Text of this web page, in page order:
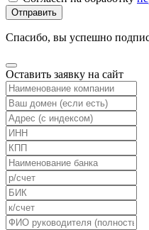
Отправить
Спасибо, вы успешно
Оставить заявку на сайт